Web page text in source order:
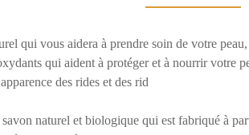
qui vous aidera à prendre soin de votre
qui aident à protéger et à nourrir votre
des rides et des rid
naturel et biologique qui est fabriqué à